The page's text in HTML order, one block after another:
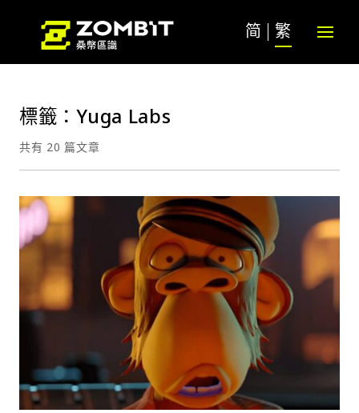
简 繁
標籤：Yuga Labs
共有 20 篇文章